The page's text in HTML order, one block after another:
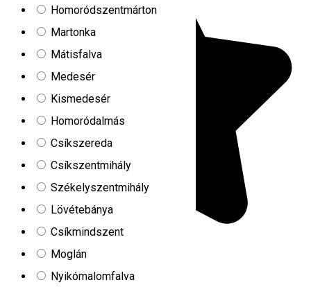
Homoródszentmárton
Martonka
Mátisfalva
Medesér
Kismedesér
Homoródalmás
Csíkszereda
Csíkszentmihály
Székelyszentmihály
Lövétebánya
Csíkmindszent
Moglán
Nyikómalomfalva